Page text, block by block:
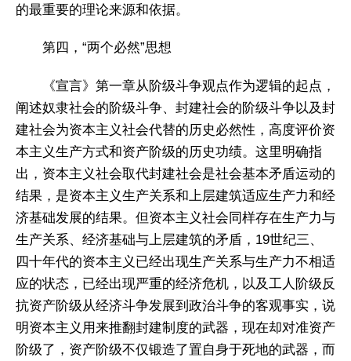
的最重要的理论来源和依据。
第四，“两个必然”思想
《宣言》第一章从阶级斗争观点作为逻辑的起点，
阐述奴隶社会的阶级斗争、封建社会的阶级斗争以及封
建社会为资本主义社会代替的历史必然性，高度评价资
本主义生产方式和资产阶级的历史功绩。这里明确指
出，资本主义社会取代封建社会是社会基本矛盾运动的
结果，是资本主义生产关系和上层建筑适应生产力和经
济基础发展的结果。但资本主义社会同样存在生产力与
生产关系、经济基础与上层建筑的矛盾，19世纪三、
四十年代的资本主义已经出现生产关系与生产力不相适
应的状态，已经出现严重的经济危机，以及工人阶级反
抗资产阶级从经济斗争发展到政治斗争的客观事实，说
明资本主义用来推翻封建制度的武器，现在却对准资产
阶级了，资产阶级不仅锻造了置自身于死地的武器，而